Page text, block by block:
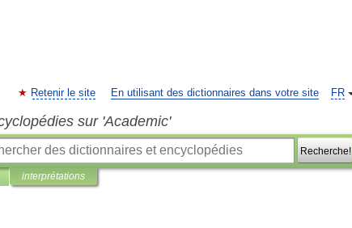
FR
Retenir le site En utilisant des dictionnaires dans votre site
sur 'Academic'
Recherche!
interprétations